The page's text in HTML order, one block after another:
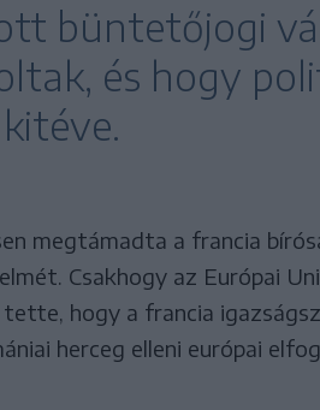
büntetőjogi
és hogy
megtámadta a francia
Csakhogy az Európai
hogy a francia
herceg elleni európai